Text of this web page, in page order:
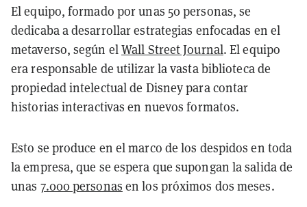
El equipo, formado por unas 50 personas, se
dedicaba a desarrollar estrategias enfocadas en el
metaverso, según elWall Street Journal. El equipo
era responsable de utilizar la vasta biblioteca de
propiedad intelectual de Disney para contar
historias interactivas en nuevos formatos.
Esto se produce en el marco de los despidos en toda
la empresa, que se espera que supongan la salida de
unas 7.000 personas en los próximos dos meses.